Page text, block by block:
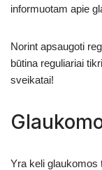
informuotam apie
Norint apsaugoti
būtina reguliariai
sveikatai!
Yra keli glaukomos